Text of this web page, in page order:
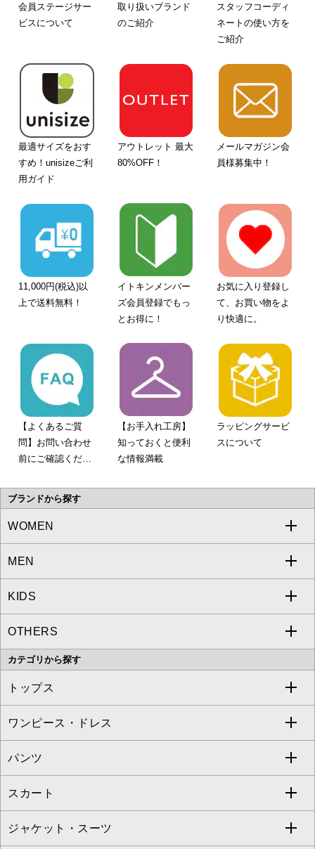
会員ステージサー
ビスについて
取り扱いブランド
のご紹介
スタッフコーディ
ネートの使い方を
ご紹介
最適サイズをおす
すめ！unisizeご利
用ガイド
アウトレット 最大
80%OFF！
メールマガジン会
員様募集中！
11,000円(税込)以
上で送料無料！
イトキンメンバー
ズ会員登録でもっ
とお得に！
お気に入り登録し
て、お買い物をよ
り快適に。
【よくあるご質
問】お問い合わせ
前にご確認くださ
【お手入れ工房】
知っておくと便利
な情報満載
ラッピングサービ
スについて
ブランドから探す
WOMEN
a.v.v
MICHEL KLEIN
MK MICHEL KLEIN
OFUON le MK
MEN
a.v.v
MICHEL KLEIN HOMME
MK MICHEL KLEIN HOMME
KIDS
a.v.v
OTHERS
MK MICHEL KLEIN BAG
カテゴリから探す
トップス
すべてのトップス
カットソー・Tシャツ
ブラウス・シャツ
ニット・セーター
ワンピース・ドレス
すべてのワンピース・ドレス
ワンピース
ドレス
パンツ
すべてのパンツ
フルレングスパンツ
スカート
すべてのスカート
ジャケット・スーツ